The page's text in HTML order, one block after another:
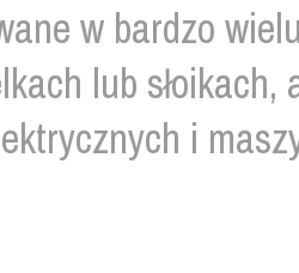
w bardzo
lub
i